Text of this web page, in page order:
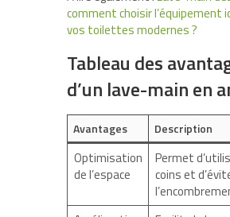
comment choisir l’équipement
vos toilettes modernes ?
Tableau des
d’un lave-main en
Avantages Description
Optimisation
de l’espace
Permet
coins et